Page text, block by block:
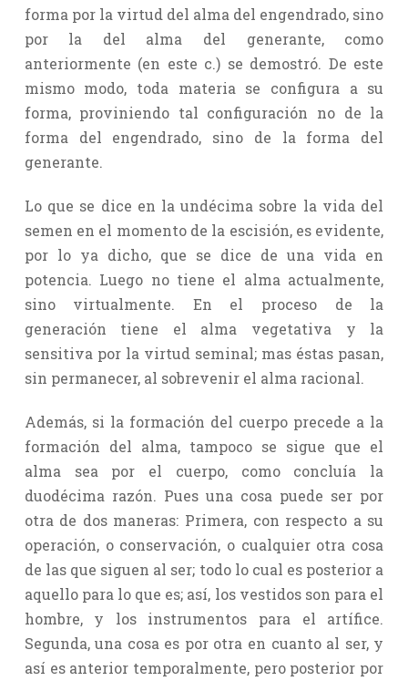
forma por la virtud del alma del engendrado, sino
por la del alma del generante, como
anteriormente (en este c.) se demostró. De este
mismo modo, toda materia se configura a su
forma, proviniendo tal configuración no de la
forma del engendrado, sino de la forma del
generante.
Lo que se dice en la undécima sobre la vida del
semen en el momento de la escisión, es evidente,
por lo ya dicho, que se dice de una vida en
potencia. Luego no tiene el alma actualmente,
sino virtualmente. En el proceso de la
generación tiene el alma vegetativa y la
sensitiva por la virtud seminal; mas éstas pasan,
sin permanecer, al sobrevenir el alma racional.
Además, si la formación del cuerpo precede a la
formación del alma, tampoco se sigue que el
alma sea por el cuerpo, como concluía la
duodécima razón. Pues una cosa puede ser por
otra de dos maneras: Primera, con respecto a su
operación, o conservación, o cualquier otra cosa
de las que siguen al ser; todo lo cual es posterior a
aquello para lo que es; así, los vestidos son para el
hombre, y los instrumentos para el artífice.
Segunda, una cosa es por otra en cuanto al ser, y
así es anterior temporalmente, pero posterior por